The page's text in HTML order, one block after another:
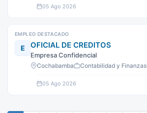
05 Ago 2026
EMPLEO DESTACADO
E OFICIAL DE CREDITOS
Empresa Confidencial
Cochabamba Contabilidad y Finanzas
05 Ago 2026
Paginación